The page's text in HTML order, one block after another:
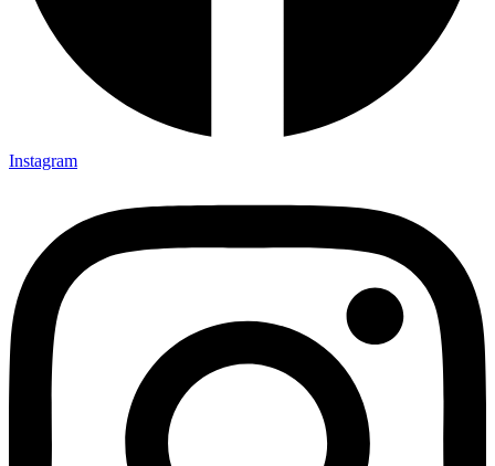
Instagram